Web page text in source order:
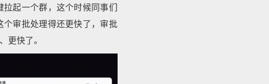
起一个群，这个时候同事们
审批处理得还更快了，审批
更快了。